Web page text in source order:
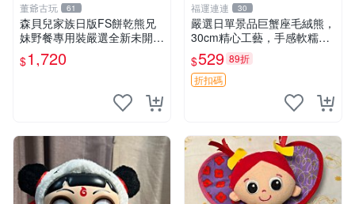
董爺古玩 61
森貝兒家族日版FS餅乾熊兄
妹野餐專用裝嚴選全新未開
封，包含兩組大童款紙盒裝，
適合收藏與分享。 餅乾熊兄
$1,720
福運連連 30
嚴選日單景品巨蟹座毛絨熊，
30cm精心工藝，手感軟糯推
薦收藏送人 巨蟹座 毛絨玩具
精緻做工
$529 89折
折扣碼